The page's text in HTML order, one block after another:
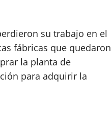
su trabajo en el
fábricas que quedaron
la planta de
para adquirir la